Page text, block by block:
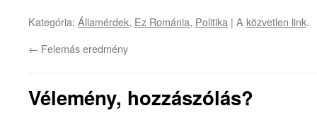
Kategória: Államérdek, Ez Románia, Politika | A közvetlen link.
← Felemás eredmény
Vélemény, hozzászólás?